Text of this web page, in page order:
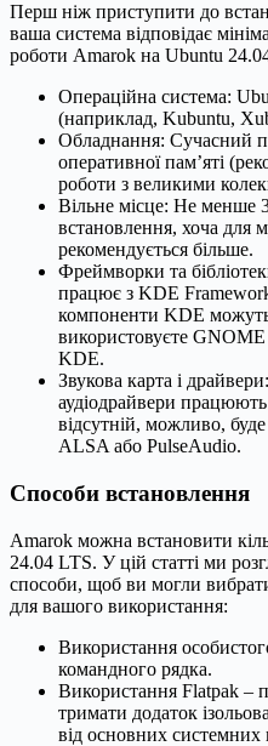
Перш ніж приступити до
ваша система відповідає
роботи Amarok на Ubuntu
Операційна система:
(наприклад, Kubuntu,
Обладнання: Сучасний
оперативної пам’яті
роботи з великими
Вільне місце: Не менше
встановлення, хоча для
рекомендується більше.
Фреймворки та
працює з KDE
компоненти KDE
використовуєте
KDE.
Звукова карта і
аудіодрайвери
відсутній, можливо,
ALSA або PulseAudio.
Способи встановлення
Amarok можна встановити
24.04 LTS. У цій статті ми
способи, щоб ви могли
для вашого використання:
Використання
командного рядка.
Використання Flatpak –
тримати додаток
від основних системних